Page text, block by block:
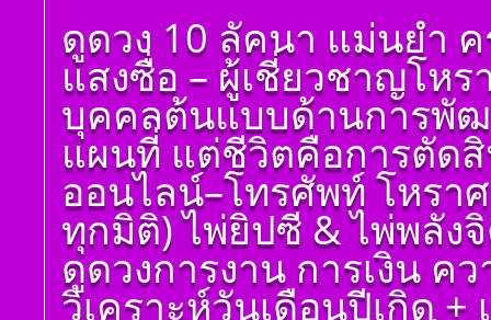
แข็งแก้ไขข้อบกพร่อง
ในพื้นดวงชาตา
ตั้งชื่อมงคลคนเกิดวัน
พุธ ตั้งชื่อดี เป็นมงคล
ชื่อมงคล ตั้งชื่อ เลข
ศาสตร์ มหาทักษา พลัง
ดาวพระเคราะห์ ตั้ง
ดวงถอดดาวด้วยโหรา
ศาตร์ ๑๐ ลัคนา ออกมา
เป็นจุดอ่อนจุดแข็ง
แก้ไขข้อบกพร่องในพื้น
ดวงชาตา
ตั้งชื่อมงคลคนเกิดวัน
พฤหัสบดี ตั้งชื่อดี เป็น
ดูดวง 10 ลัคนา แม่นยำ
แสงซื่อ – ผู้เชี่ยวชาญโห
บุคคลต้นแบบด้านการพัฒ
แผนที่ แต่ชีวิตคือการตัด
ออนไลน์–โทรศัพท์ โหรา
ทุกมิติ) ไพ่ยิปซี & ไพ่พลัง
ดูดวงการงาน การเงิน ค
วิเคราะห์วันเดือนปีเกิด